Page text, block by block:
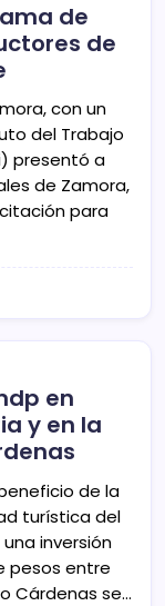
de
de
con un
del Trabajo
presentó a
de Zamora,
para
en
y en la
de la
turística del
inversión
pesos entre
Cárdenas se…